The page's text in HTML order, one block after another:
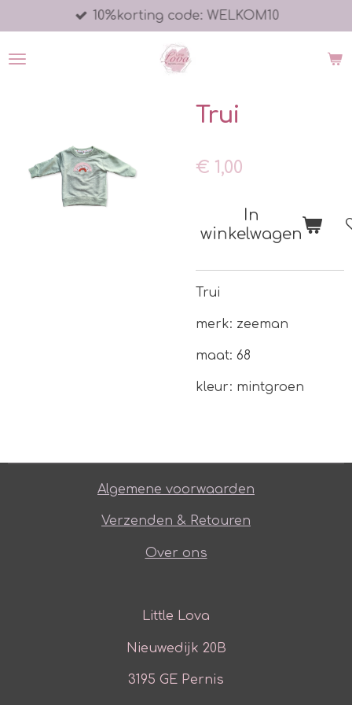
direct
naar
10%korting code: WELKOM10
Trui
€ 1,00
In
winkelwagen
Trui
merk: zeeman
maat: 68
kleur: mintgroen
Algemene voorwaarden
Verzenden & Retouren
Over ons
Little Lova
Nieuwedijk 20B
3195 GE Pernis